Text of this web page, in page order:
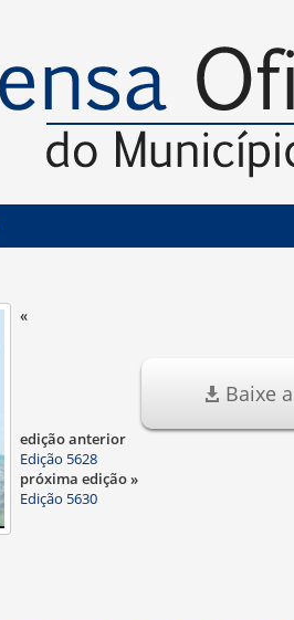
Baixe a
«
edição anterior
Edição 5628
próxima edição »
Edição 5630